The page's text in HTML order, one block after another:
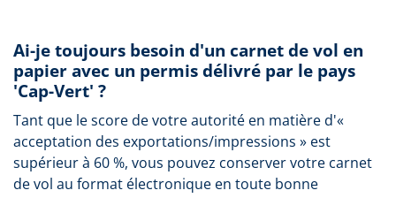
Ai-je toujours besoin d'un carnet de vol en
papier avec un permis délivré par le pays
'Cap-Vert' ?
Tant que le score de votre autorité en matière d'«
acceptation des exportations/impressions » est
supérieur à 60 %, vous pouvez conserver votre carnet
de vol au format électronique en toute bonne